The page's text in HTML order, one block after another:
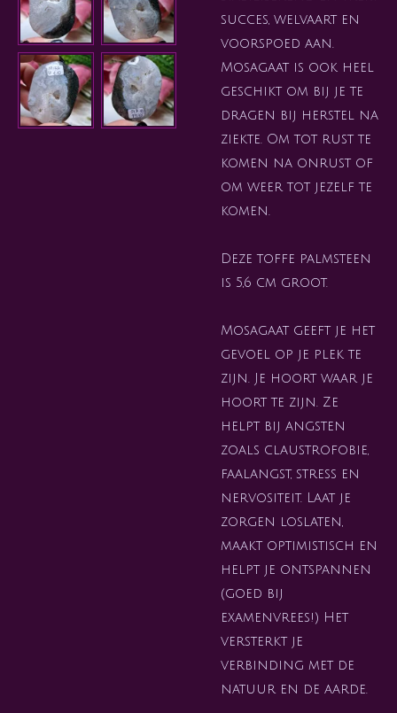
succes, welvaart en
voorspoed aan.
Mosagaat is ook heel
geschikt om bij je te
dragen bij herstel na
ziekte. Om tot rust te
komen na onrust of
om weer tot jezelf te
komen.
Deze toffe palmsteen
is 5,6 cm groot.
Mosagaat geeft je het
gevoel op je plek te
zijn. Je hoort waar je
hoort te zijn. Ze
hel pt bij angsten
zoals claustrofobie,
faalangst, stress en
nervositeit. L aat je
zorgen loslaten,
maakt optimistisch en
helpt je ontspannen
(goed bij
examenvrees!) Het
versterkt je
verbinding met de
natuur en de aarde.